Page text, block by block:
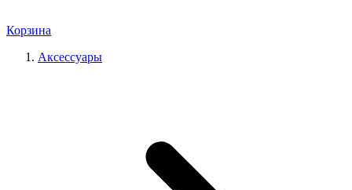
Корзина
Аксессуары